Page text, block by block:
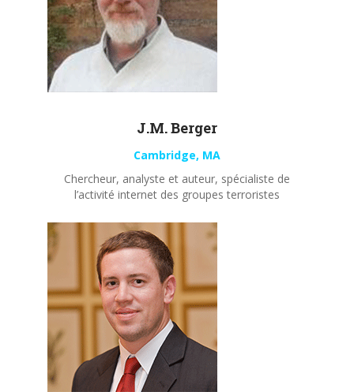
J.M. Berger
Cambridge, MA
Chercheur, analyste et auteur, spécialiste de
l’activité internet des groupes terroristes